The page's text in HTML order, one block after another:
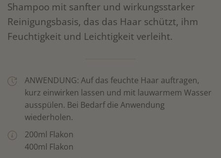
Shampoo mit sanfter und wirkungsstarker
Reinigungsbasis, das das Haar schützt, ihm
Feuchtigkeit und Leichtigkeit verleiht.
ANWENDUNG: Auf das feuchte Haar auftragen,
kurz einwirken lassen und mit lauwarmem Wasser
ausspülen. Bei Bedarf die Anwendung
wiederholen.
200ml Flakon
400ml Flakon